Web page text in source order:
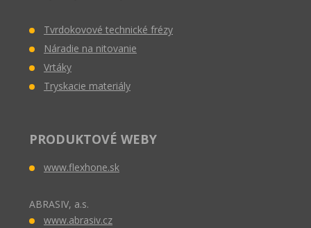
Tvrdokovové technické frézy
Náradie na nitovanie
Vrtáky
Tryskacie materiály
PRODUKTOVÉ WEBY
www.flexhone.sk
ABRASIV, a.s.
www.abrasiv.cz